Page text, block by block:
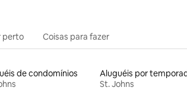
perto Coisas para fazer
de condomínios
St. Johns